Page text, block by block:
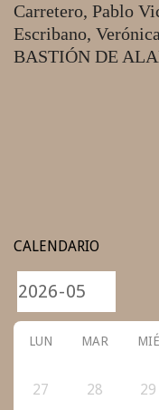
Carretero, Pablo
Escribano,
BASTIÓN DE
CALENDARIO
LUN MAR MIÉ
27 28 29